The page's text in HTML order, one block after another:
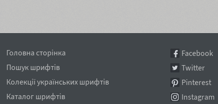
Головна сторінка
Пошук шрифтів
Колекції українських шрифтів
Каталог шрифтів
Facebook
Twitter
Pinterest
Instagram